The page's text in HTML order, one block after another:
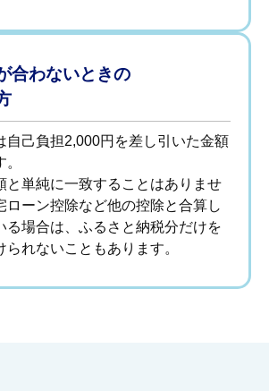
合わないときの
自己負担2,000円を差し引いた金額
と単純に一致することはありませ
ローン控除など他の控除と合算し
る場合は、ふるさと納税分だけを
られないこともあります。